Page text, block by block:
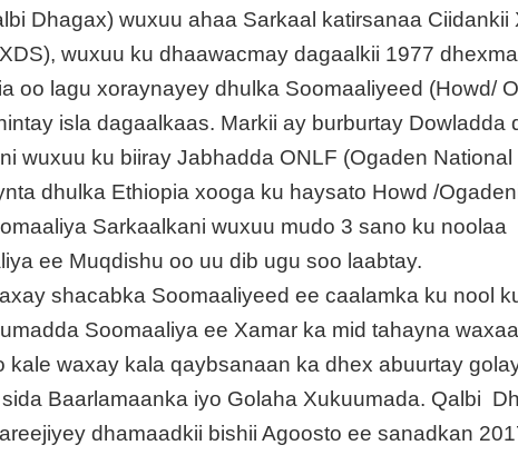
Dhagax) wuxuu ahaa Sarkaal katirsanaa Ciidankii
wuxuu ku dhaawacmay dagaalkii 1977
oo lagu xoraynayey dhulka Soomaaliyeed (Howd/
isla dagaalkaas. Markii ay burburtay Dowladda
wuxuu ku biiray Jabhadda ONLF (Ogaden National
dhulka Ethiopia xooga ku haysato Howd /
Sarkaalkani wuxuu mudo 3 sano ku noolaa
ee Muqdishu oo uu dib ugu soo laabtay.
shacabka Soomaaliyeed ee caalamka ku nool
Soomaaliya ee Xamar ka mid tahayna
kale waxay kala qaybsanaan ka dhex abuurtay
Baarlamaanka iyo Golaha Xukuumada. Qalbi
dhamaadkii bishii Agoosto ee sanadkan